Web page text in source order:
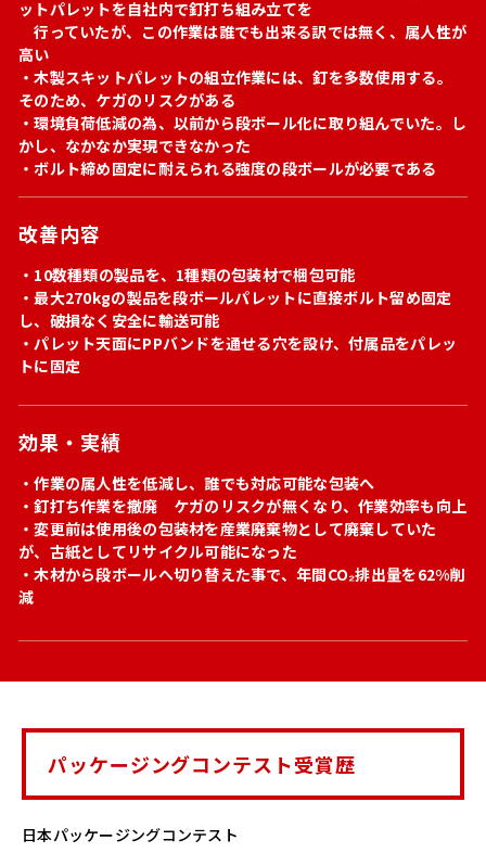
ットパレットを自社内で釘打ち組み立てを
行っていたが、この作業は誰でも出来る訳では無く、属人性が
高い
・木製スキットパレットの組立作業には、釘を多数使用する。
そのため、ケガのリスクがある
・環境負荷低減の為、以前から段ボール化に取り組んでいた。し
かし、なかなか実現できなかった
・ボルト締め固定に耐えられる強度の段ボールが必要である
改善内容
・10数種類の製品を、1種類の包装材で梱包可能
・最大270kgの製品を段ボールパレットに直接ボルト留め固定
し、破損なく安全に輸送可能
・パレット天面にPPバンドを通せる穴を設け、付属品をパレッ
トに固定
効果・実績
・作業の属人性を低減し、誰でも対応可能な包装へ
・釘打ち作業を撤廃 ケガのリスクが無くなり、作業効率も向上
・変更前は使用後の包装材を産業廃棄物として廃棄していた
が、古紙としてリサイクル可能になった
・木材から段ボールへ切り替えた事で、年間CO₂排出量を62%削
減
パッケージングコンテスト受賞歴
日本パッケージングコンテスト